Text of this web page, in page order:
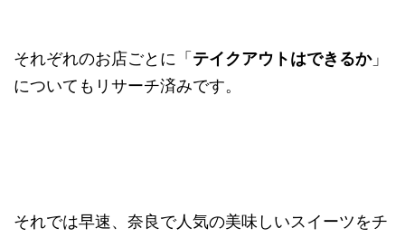
それぞれのお店ごとに「 テイクアウトはできるか」
についてもリサーチ済みです。
それでは早速、奈良で人気の美味しいスイーツをチ